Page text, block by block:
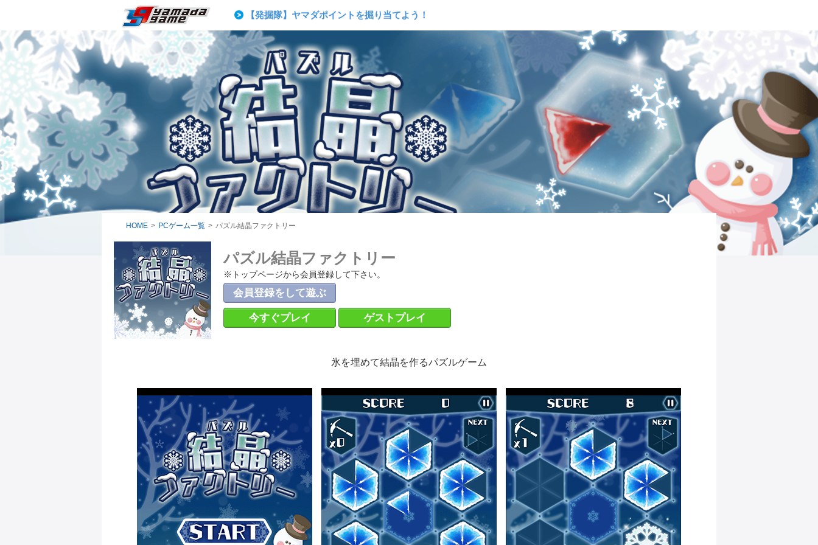
ヤマダゲーム
【発掘隊】ヤマダポイントを掘り当てよう！
ヴァンパイア†ブラッドで必ず貰える！
【完走でコインGET】ゲームマラソン開催！
【重要】ﾒﾝﾃﾅﾝｽのお知らせ (ﾌｪｱﾘｰﾄﾞｰﾙ/萌えCan/擬人ｶﾚｼ)
20,000コイン以上利用でコイン20%バックキャンペーン!!
HOME > PCゲーム一覧 > パズル結晶ファクトリー
パズル結晶ファクトリー
※トップページから会員登録して下さい。
会員登録をして遊ぶ
今すぐプレイ ゲストプレイ
氷を埋めて結晶を作るパズルゲーム